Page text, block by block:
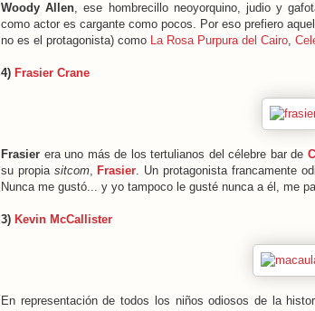
Woody Allen, ese hombrecillo neoyorquino, judio y
como actor es cargante como pocos. Por eso prefiero
no es el protagonista) como La Rosa Purpura del Cairo,
4) Frasier Crane
Frasier era uno más de los tertulianos del célebre bar de
su propia sitcom, Frasier. Un protagonista francamente
Nunca me gustó... y yo tampoco le gusté nunca a él, me
3) Kevin McCallister
En representación de todos los niños odiosos de la